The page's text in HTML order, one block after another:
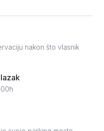
nakon što vlasnik